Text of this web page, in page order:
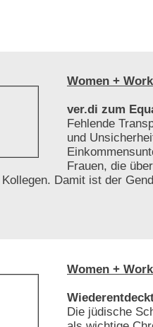
Women + Work
ver.di zum
Fehlende
und
Frauen, die
Kollegen. Damit ist der
Women + Work
Die jüdische